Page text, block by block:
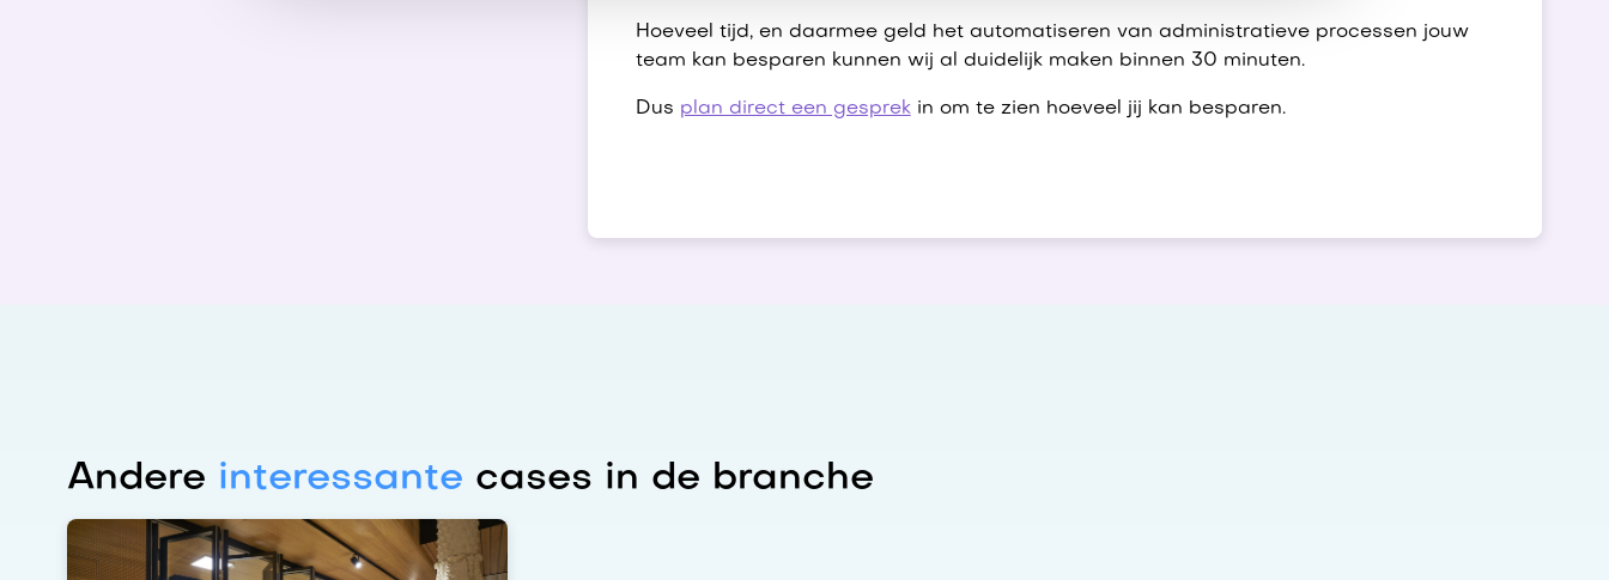
Hoeveel tijd, en daarmee geld het automatiseren van administratieve processen jouw
team kan besparen kunnen wij al duidelijk maken binnen 30 minuten.
Dus plan direct een gesprekin om te zien hoeveel jij kan besparen.
Andere interessante cases in de branche